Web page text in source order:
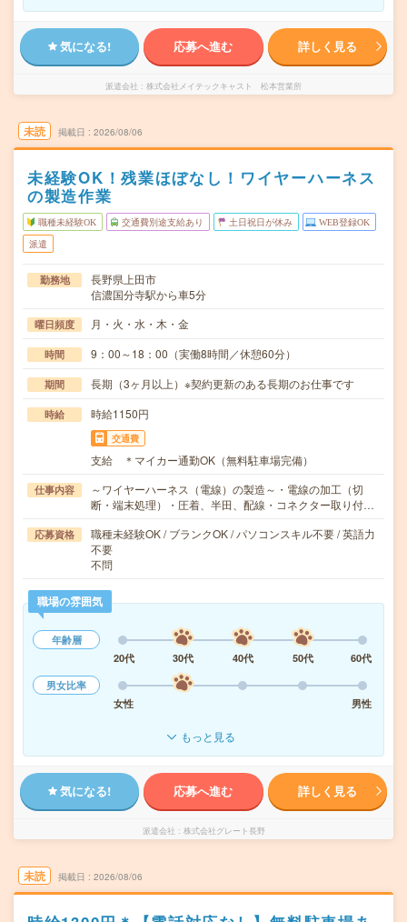
気になる! 応募へ進む 詳しく見る
派遣会社 株式会社メイテックキャスト 松本営業所
未読 掲載日 2026/08/06
未経験OK！残業ほぼなし！ワイヤーハーネス
の製造作業
職種未経験OK 交通費別途支給あり 土日祝日が休み WEB登録OK
派遣
勤務地
長野県上田市
信濃国分寺駅から車5分
曜日頻度 月・火・水・木・金
時間 9：00～18：00（実働8時間／休憩60分）
期間 長期（3ヶ月以上）※契約更新のある長期のお仕事です
時給 時給1150円
交通費
支給 ＊マイカー通勤OK（無料駐車場完備）
仕事内容
～ワイヤーハーネス（電線）の製造～・電線の加工（切
断・端末処理）・圧着、半田、配線・コネクター取り付…
応募資格
職種未経験OK / ブランクOK / パソコンスキル不要 / 英語力
不要
不問
職場の雰囲気
年齢層
20代
30代 40代 50代
60代
男女比率
女性
男性
もっと見る
気になる! 応募へ進む 詳しく見る
派遣会社 株式会社グレート長野
未読 掲載日 2026/08/06